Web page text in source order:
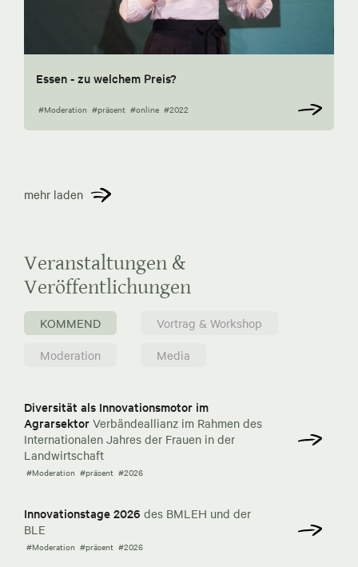
Essen - zu welchem Preis?
#Moderation #präsent #online #2022
mehr laden
Veranstaltungen &
Veröffentlichungen
KOMMEND
Vortrag & Workshop
Moderation
Media
Diversität als Innovationsmotor im
Agrarsektor Verbändeallianz im Rahmen des
Internationalen Jahres der Frauen in der
Landwirtschaft
#Moderation #präsent #2026
Innovationstage 2026 des BMLEH und der
BLE
#Moderation #präsent #2026